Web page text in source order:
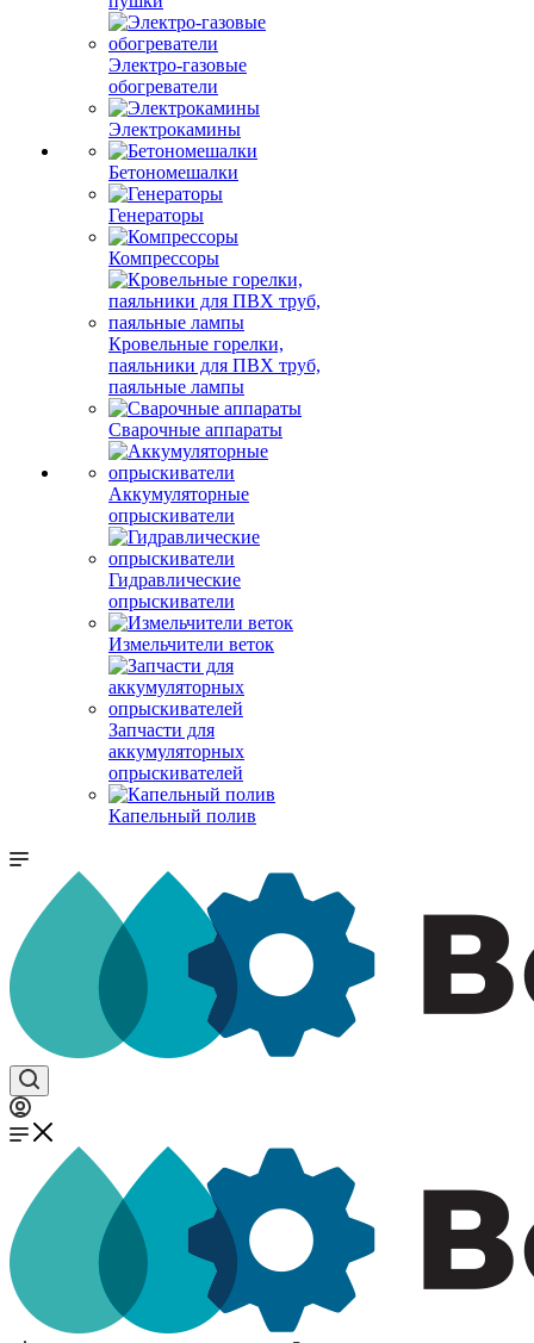
Электро-газовые
обогреватели
Электрокамины
Бетономешалки
Генераторы
Компрессоры
Кровельные горелки,
паяльники для ПВХ труб,
паяльные лампы
Сварочные аппараты
Аккумуляторные
опрыскиватели
Гидравлические
опрыскиватели
Измельчители веток
Запчасти для
аккумуляторных
опрыскивателей
Капельный полив